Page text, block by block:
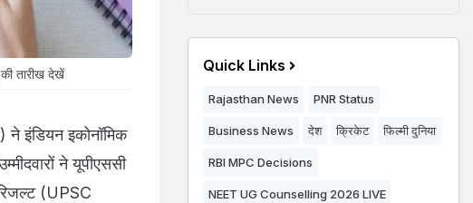
की तारीख देखें
इंडियन इकोनॉमिक
ने यूपीएससी
(UPSC
Quick Links
Rajasthan News PNR Status
Business News देश क्रिकेट फिल्मी दुनिया
RBI MPC Decisions
NEET UG Counselling 2026 LIVE